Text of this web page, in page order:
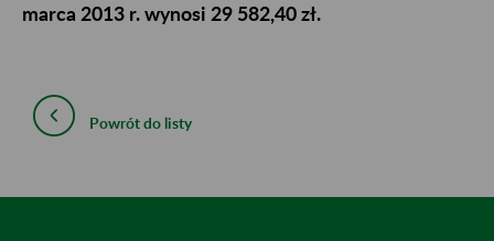
marca 2013 r. wynosi 29 582,40 zł.
Powrót do listy